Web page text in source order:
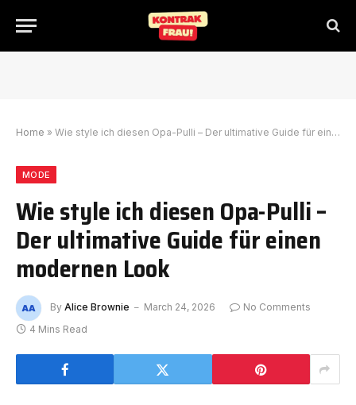
Home » Wie style ich diesen Opa-Pulli – Der ultimative Guide für einen modernen Look
MODE
Wie style ich diesen Opa-Pulli –
Der ultimative Guide für einen
modernen Look
By Alice Brownie March 24, 2026
No Comments
4 Mins Read